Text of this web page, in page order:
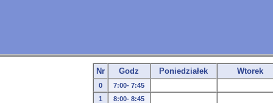
Nr Godz Poniedziałek Wtorek
0
7:00- 7:45
1
8:00- 8:45